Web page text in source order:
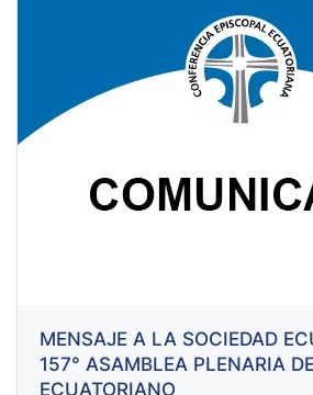
MENSAJE A LA SOCIEDAD
157° ASAMBLEA PLENARIA
ECUATORIANO